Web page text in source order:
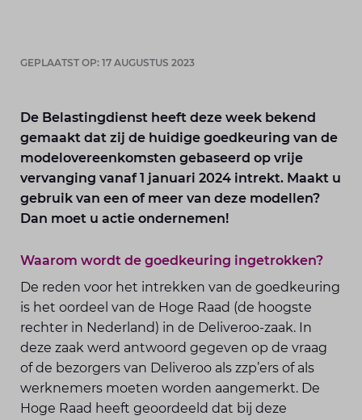
GEPLAATST OP: 17 AUGUSTUS 2023
De Belastingdienst heeft deze week bekend
gemaakt dat zij de huidige goedkeuring van de
modelovereenkomsten gebaseerd op vrije
vervanging vanaf 1 januari 2024 intrekt. Maakt u
gebruik van een of meer van deze modellen?
Dan moet u actie ondernemen!
Waarom wordt de goedkeuring ingetrokken?
De reden voor het intrekken van de goedkeuring
is het oordeel van de Hoge Raad (de hoogste
rechter in Nederland) in de Deliveroo-zaak. In
deze zaak werd antwoord gegeven op de vraag
of de bezorgers van Deliveroo als zzp’ers of als
werknemers moeten worden aangemerkt. De
Hoge Raad heeft geoordeeld dat bij deze